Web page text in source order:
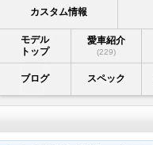
カスタム情報
モデル
トップ
愛車紹介
(229)
ブログ スペック